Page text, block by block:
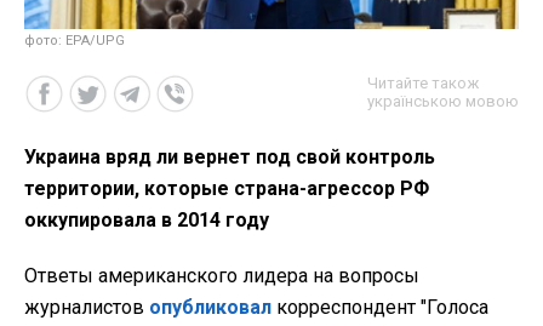
фото: EPA/UPG
Читайте також
українською мовою
Украина вряд ли вернет под свой контроль
территории, которые страна-агрессор РФ
оккупировала в 2014 году
Ответы американского лидера на вопросы
журналистов опубликовал корреспондент "Голоса